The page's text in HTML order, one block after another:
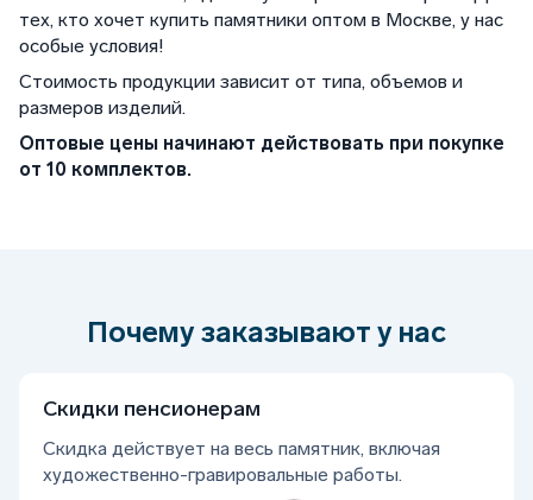
тех, кто хочет купить памятники оптом в Москве, у нас
особые условия!
Стоимость продукции зависит от типа, объемов и
размеров изделий.
Оптовые цены начинают действовать при покупке
от 10 комплектов.
Почему заказывают у нас
Скидки пенсионерам
Скидка действует на весь памятник, включая
художественно-гравировальные работы.